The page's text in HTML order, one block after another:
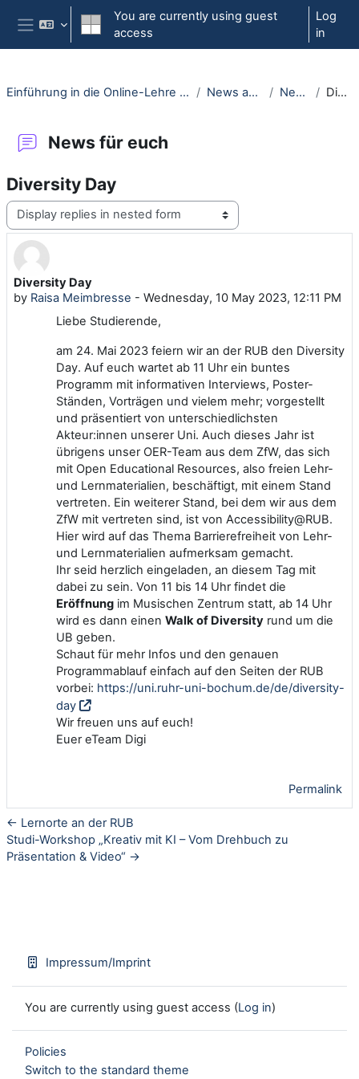
Skip to main content
Side panel
You are currently using guest
access
Log
in
Einführung in die Online-Lehre an der RUB - Moodle-Kurs für Erstsemester News and current events News für euch Diversity Day
News für euch
Diversity Day
Display mode
Diversity Day
by Raisa Meimbresse - Wednesday, 10 May 2023, 12:11 PM
Number of replies: 0
Liebe Studierende,
am 24. Mai 2023 feiern wir an der RUB den Diversity
Day. Auf euch wartet ab 11 Uhr ein buntes
Programm mit informativen Interviews, Poster-
Ständen, Vorträgen und vielem mehr; vorgestellt
und präsentiert von unterschiedlichsten
Akteur:innen unserer Uni. Auch dieses Jahr ist
übrigens unser OER-Team aus dem ZfW, das sich
mit Open Educational Resources, also freien Lehr-
und Lernmaterialien, beschäftigt, mit einem Stand
vertreten. Ein weiterer Stand, bei dem wir aus dem
ZfW mit vertreten sind, ist von Accessibility@RUB.
Hier wird auf das Thema Barrierefreiheit von Lehr-
und Lernmaterialien aufmerksam gemacht.
Ihr seid herzlich eingeladen, an diesem Tag mit
dabei zu sein. Von 11 bis 14 Uhr findet die
Eröffnung im Musischen Zentrum statt, ab 14 Uhr
wird es dann einen Walk of Diversity rund um die
UB geben.
Schaut für mehr Infos und den genauen
Programmablauf einfach auf den Seiten der RUB
vorbei: https://uni.ruhr-uni-bochum.de/de/diversity-
day
Wir freuen uns auf euch!
Euer eTeam Digi
Permalink
← Lernorte an der RUB
Studi-Workshop „Kreativ mit KI – Vom Drehbuch zu
Präsentation & Video“ →
Impressum/Imprint
You are currently using guest access (Log in)
Policies
Switch to the standard theme